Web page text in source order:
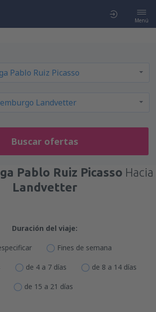
Menú
Buscar ofertas
Pablo Ruiz Picasso Hacia
Landvetter
Duración del viaje:
Fines de semana
de 4 a 7 días de 8 a 14 días
de 15 a 21 días